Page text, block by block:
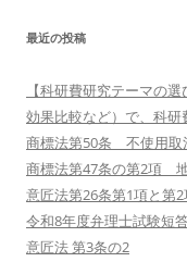
最近の投稿
【科研費研究テーマの
効果比較など）で、科研
商標法第50条 不使用取
商標法第47条の第2項
意匠法第26条第1項と第
令和8年度弁理士試験
意匠法 第3条の2